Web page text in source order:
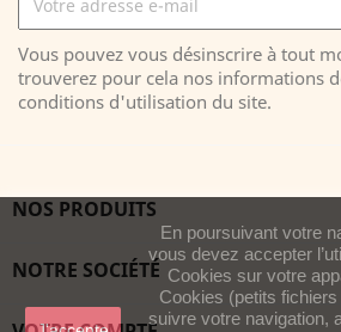
Vous pouvez vous désinscrire à tout
trouverez pour cela nos informations
conditions d'utilisation du site.
NOS PRODUITS
NOTRE SOCIÉTÉ
En poursuivant votre
vous devez accepter
Cookies sur votre
Cookies (petits
suivre votre navigation,